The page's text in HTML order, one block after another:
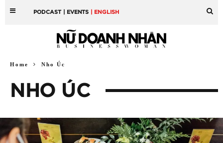
PODCAST | EVENTS | ENGLISH
Home Nho Úc
NHO ÚC